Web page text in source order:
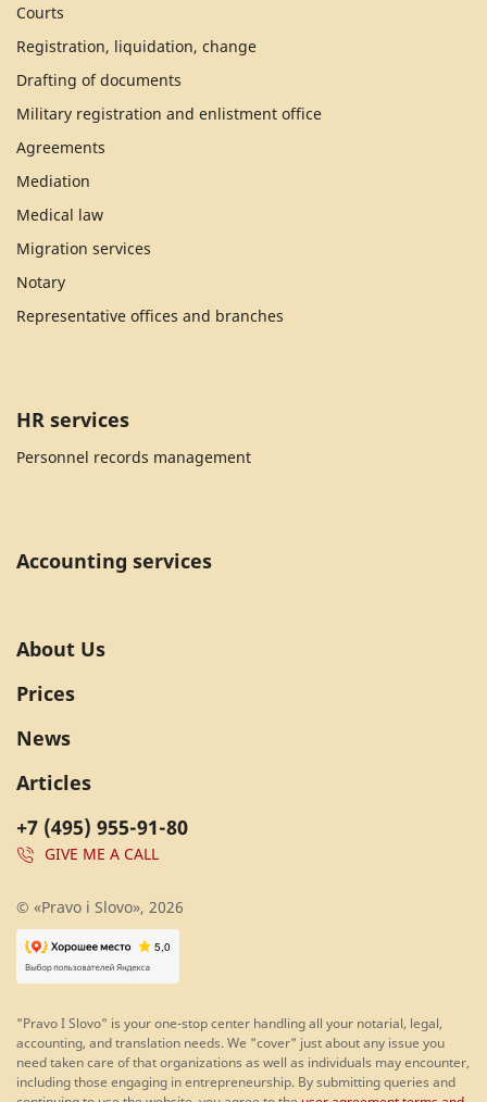
Courts
Registration, liquidation, change
Drafting of documents
Military registration and enlistment office
Agreements
Mediation
Medical law
Migration services
Notary
Representative offices and branches
HR services
Personnel records management
Accounting services
+7 (495) 955-91-80
GIVE ME A CALL
About Us
Prices
News
Articles
© «Pravo i Slovo», 2026
"Pravo I Slovo" is your one-stop center handling all your notarial, legal,
accounting, and translation needs. We "cover" just about any issue you
need taken care of that organizations as well as individuals may encounter,
including those engaging in entrepreneurship. By submitting queries and